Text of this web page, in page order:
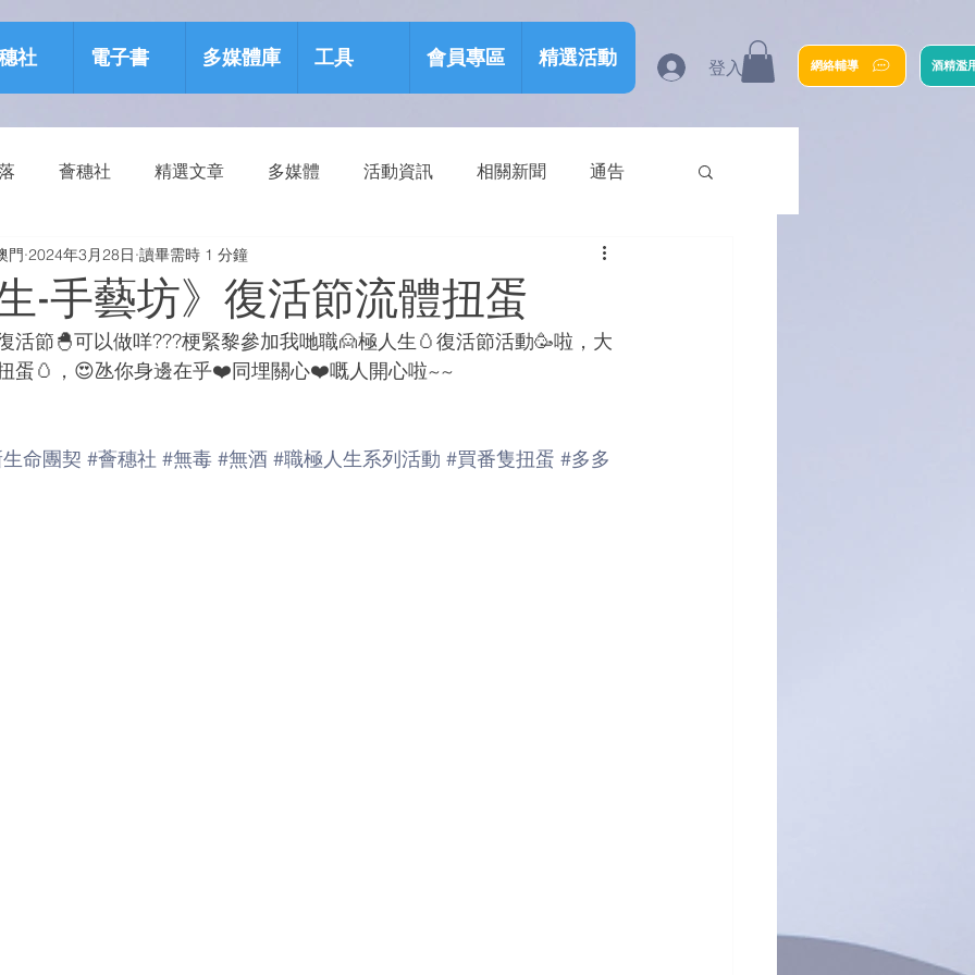
社 電子書 多媒體庫 工具 會員專區 精選活動 登入 網絡輔導 酒精濫
薈穗社 精選文章 多媒體 活動資訊 相關新聞 通告
包 健康生活
-手藝坊》復活節流體扭蛋
門 2024年3月28日 讀畢需時 1 分鐘
活節🐣可以做咩???梗緊黎參加我哋職🙍極人生🥚復活節活動🥳啦，大
蛋🥚，😍氹你身邊在乎❤️同埋關心❤️嘅人開心啦~~
命團契 #薈穗社 #無毒 #無酒 #職極人生系列活動 #買番隻扭蛋 #多多